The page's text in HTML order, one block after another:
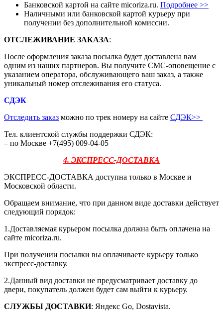
Банковской картой на сайте micoriza.ru. Подробнее >>
Наличными или банковской картой курьеру при
получении без дополнительной комиссии.
ОТСЛЕЖИВАНИЕ ЗАКАЗА:
После оформления заказа посылка будет доставлена вам
одним из наших партнеров. Вы получите СМС-оповещение с
указанием оператора, обслуживающего ваш заказ, а также
уникальный номер отслеживания его статуса.
СДЭК
Отследить заказ можно по трек номеру на сайте СДЭК>>
Тел. клиентской службы поддержки СДЭК:
– по Москве +7(495) 009-04-05
4. ЭКСПРЕСС-ДОСТАВКА
ЭКСПРЕСС-ДОСТАВКА доступна только в Москве и
Московской области.
Обращаем внимание, что при данном виде доставки действует
следующий порядок:
1.Доставляемая курьером посылка должна быть оплачена на
сайте micoriza.ru.
При получении посылки вы оплачиваете курьеру только
экспресс-доставку.
2.Данный вид доставки не предусматривает доставку до
двери, покупатель должен будет сам выйти к курьеру.
СЛУЖБЫ ДОСТАВКИ: Яндекс Go, Dostavista.